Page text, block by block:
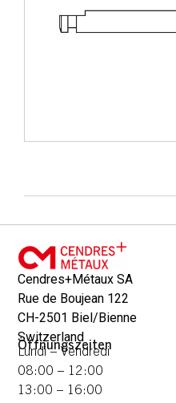
Cendres+Métaux SA
Rue de Boujean 122
CH-2501 Biel/Bienne
Switzerland
Öffnungszeiten
Lundi – Vendredi
08:00 – 12:00
13:00 – 16:00